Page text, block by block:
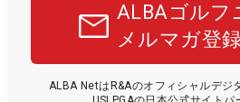
ALBAゴルフ
メルマガ登
ALBA NetはR&Aのオフィシャルデジ